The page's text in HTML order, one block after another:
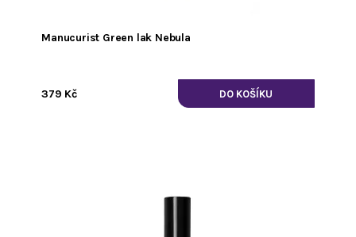
Manucurist Green lak Nebula
379 Kč